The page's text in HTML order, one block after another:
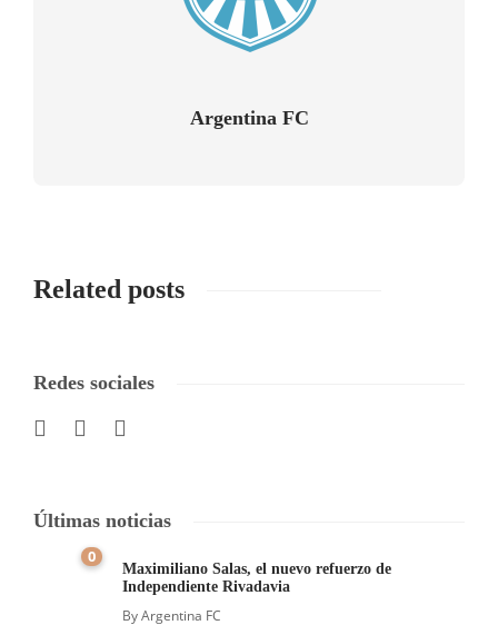
Argentina FC
Related posts
Redes sociales
Últimas noticias
0
Maximiliano Salas, el nuevo refuerzo de
Independiente Rivadavia
ByArgentina FC